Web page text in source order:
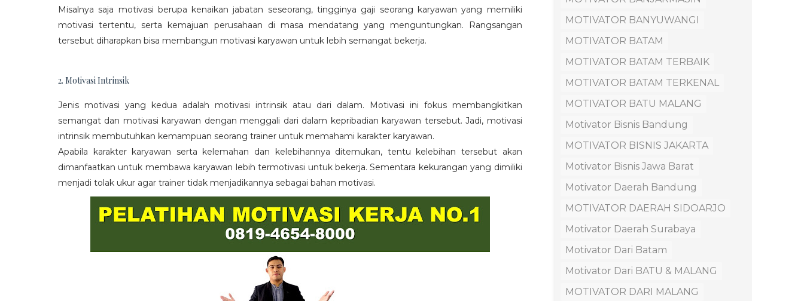
Misalnya saja motivasi berupa kenaikan jabatan seseorang, tingginya gaji seorang karyawan yang memiliki
motivasi tertentu, serta kemajuan perusahaan di masa mendatang yang menguntungkan. Rangsangan
tersebut diharapkan bisa membangun motivasi karyawan untuk lebih semangat bekerja.
2. Motivasi Intrinsik
Jenis motivasi yang kedua adalah motivasi intrinsik atau dari dalam. Motivasi ini fokus membangkitkan
semangat dan motivasi karyawan dengan menggali dari dalam kepribadian karyawan tersebut. Jadi, motivasi
intrinsik membutuhkan kemampuan seorang trainer untuk memahami karakter karyawan.
Apabila karakter karyawan serta kelemahan dan kelebihannya ditemukan, tentu kelebihan tersebut akan
dimanfaatkan untuk membawa karyawan lebih termotivasi untuk bekerja. Sementara kekurangan yang dimiliki
menjadi tolak ukur agar trainer tidak menjadikannya sebagai bahan motivasi.
MOTIVATOR BANYUWANGI
MOTIVATOR BATAM
MOTIVATOR BATAM TERBAIK
MOTIVATOR BATAM TERKENAL
MOTIVATOR BATU MALANG
Motivator Bisnis Bandung
MOTIVATOR BISNIS JAKARTA
Motivator Bisnis Jawa Barat
Motivator Daerah Bandung
MOTIVATOR DAERAH SIDOARJO
Motivator Daerah Surabaya
Motivator Dari Batam
Motivator Dari BATU & MALANG
MOTIVATOR DARI MALANG